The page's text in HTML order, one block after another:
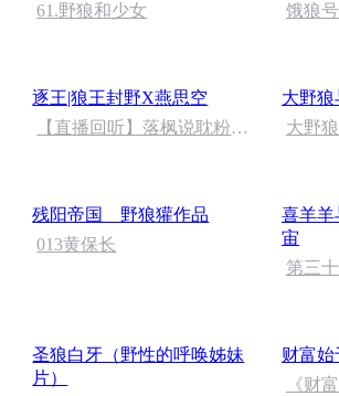
61.野狼和少女
饿狼
逐王|狼王封野X燕思空
【直播回听】落枫说耽粉丝
大野
大野
残阳帝国 野狼獾作品
013黄保长
喜羊羊
宙
第三
圣狼白牙（野性的呼唤姊妹
片）
财富
《财